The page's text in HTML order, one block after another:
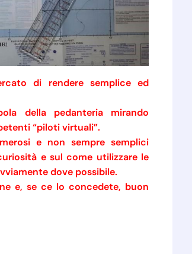
di rendere semplice ed
della pedanteria mirando
“piloti virtuali”.
e non sempre semplici
e sul come utilizzare le
dove possibile.
e, se ce lo concedete, buon